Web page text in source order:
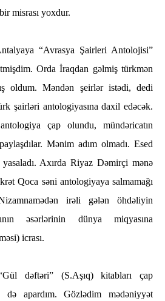
misrası yoxdur.
“Avrasya Şairleri Antolojisi”
Orda İraqdan gəlmiş türkmən
oldum. Məndən şeirlər istədi, dedi
şairləri antologiyasına daxil edəcək.
çap olundu, mündəricatın
Mənim adım olmadı. Esed
Axırda Riyaz Dəmirçi mənə
Qoca səni antologiyaya salmamağı
irəli gələn öhdəliyin
əsərlərinin dünya miqyasına
icrası.
dəftəri” (S.Aşıq) kitabları çap
apardım. Gözlədim mədəniyyət